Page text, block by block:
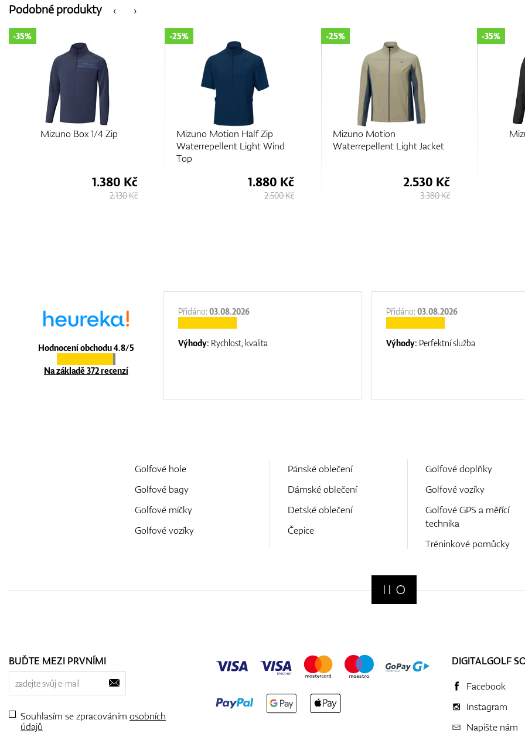
‹
Podobné produkty ›
Mizuno Motion Half Zip
-25%
1.880 Kč
2.500 Kč
Mizuno Motion
Waterrepellent Light Jacket
-25%
2.530 Kč
3.380 Kč
MizunoTech Jacket
-35%
2.430 Kč
3.730 Kč
-25%
Hodnocení obchodu 4.8/5
Na základě 372 recenzí
Přidáno:03.08.2026
Výhody: Rychlost, kvalita
Přidáno:03.08.2026
Výhody: Perfektní služba
Golfové hole
Golfové bagy
Golfové míčky
Golfové vozíky
Pánské oblečení
Dámské oblečení
Detské oblečení
Čepice
Golfové doplňky
Golfové vozíky
Golfové GPS a měřící
technika
Tréninkové pomůcky
BUĎTE MEZI PRVNÍMI
Souhlasím se zpracováním osobních
údajů
DIGITALGOLF
Facebook
Instagram
Napište nám